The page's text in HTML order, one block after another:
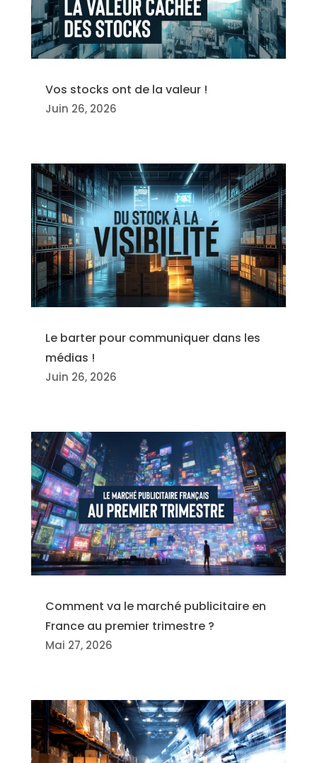
Vos stocks ont de la valeur !
Juin 26, 2026
Le barter pour communiquer dans les
médias !
Juin 26, 2026
Comment va le marché publicitaire en
France au premier trimestre ?
Mai 27, 2026